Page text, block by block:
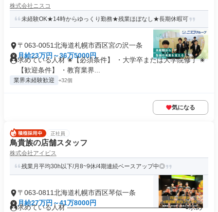
株式会社ニスコ
未経験OK★14時からゆっくり勤務★残業ほぼなし★長期休暇可
〒063-0051北海道札幌市西区宮の沢一条
月給23万円～36万5000円
求めている人材 ✬【必須条件】 ・大学卒または大学院修了 ✬
【歓迎条件】 ・教育業界...
業界未経験歓迎 +32個
気になる
正社員
鳥貴族の店舗スタッフ
株式会社アイビス
残業月平均30h以下/月8~9休/4期連続ベースアップ中◎
〒063-0811北海道札幌市西区琴似一条
月給27万円～41万8000円
求めている人材 ――――――――――――――――― ●求め